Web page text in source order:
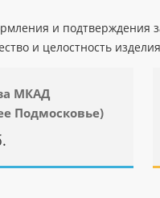
и
и целостность
МКАД
Подмосковье)